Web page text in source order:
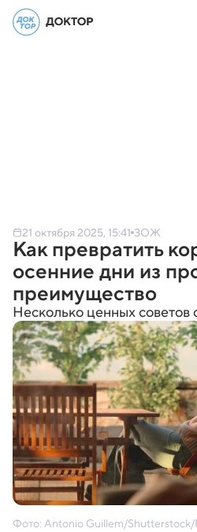
21 октября 2025, 15:41 ЗОЖ
Как превратить
осенние дни из
преимущество
Несколько ценных советов
Фото: Antonio Guillem/